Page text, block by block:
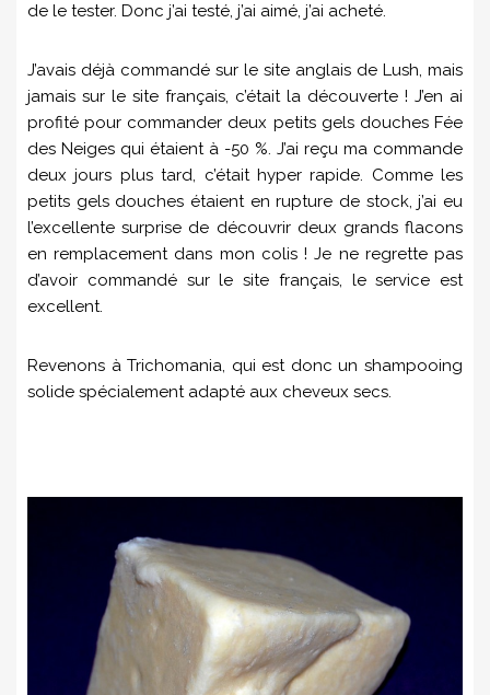
de le tester. Donc j’ai testé, j’ai aimé, j’ai acheté.
J’avais déjà commandé sur le site anglais de Lush, mais
jamais sur le site français, c’était la découverte ! J’en ai
profité pour commander deux petits gels douches Fée
des Neiges qui étaient à -50 %. J’ai reçu ma commande
deux jours plus tard, c’était hyper rapide. Comme les
petits gels douches étaient en rupture de stock, j’ai eu
l’excellente surprise de découvrir deux grands flacons
en remplacement dans mon colis ! Je ne regrette pas
d’avoir commandé sur le site français, le service est
excellent.
Revenons à Trichomania, qui est donc un shampooing
solide spécialement adapté aux cheveux secs.